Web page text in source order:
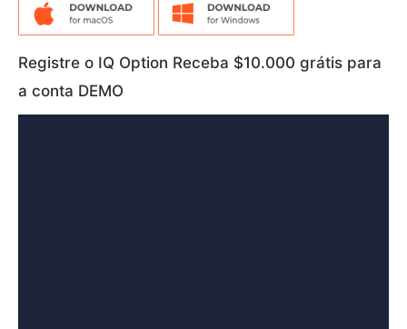
Registre o IQ Option Receba $10.000 grátis para
a conta DEMO